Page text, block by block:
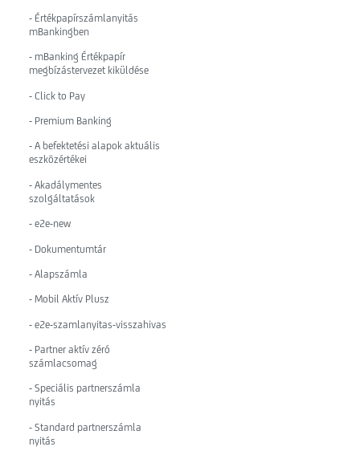
- Értékpapírszámlanyitás
mBankingben
- mBanking Értékpapír
megbízástervezet kiküldése
- Click to Pay
- Premium Banking
- A befektetési alapok aktuális
eszközértékei
- Akadálymentes
szolgáltatások
- e2e-new
- Dokumentumtár
- Alapszámla
- Mobil Aktív Plusz
- e2e-szamlanyitas-visszahivas
- Partner aktív zéró
számlacsomag
- Speciális partnerszámla
nyitás
- Standard partnerszámla
nyitás